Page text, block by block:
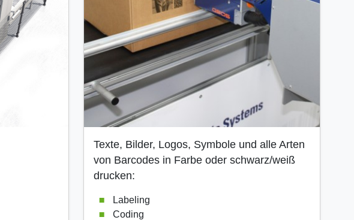
Texte, Bilder, Logos, Symbole und alle Arten
von Barcodes in Farbe oder schwarz/weiß
drucken:
Labeling
Coding